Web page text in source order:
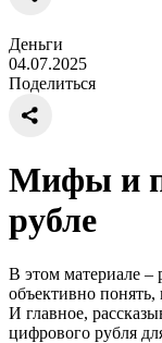
Деньги
04.07.2025
Поделиться
Мифы и
рубле
В этом материале
объективно понять,
И главное,
цифрового рубля